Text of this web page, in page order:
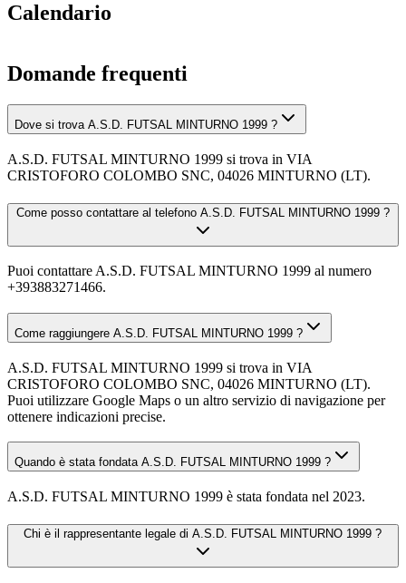
Calendario
Domande frequenti
Dove si trova A.S.D. FUTSAL MINTURNO 1999 ?
A.S.D. FUTSAL MINTURNO 1999 si trova in VIA
CRISTOFORO COLOMBO SNC, 04026 MINTURNO (LT).
Come posso contattare al telefono A.S.D. FUTSAL MINTURNO 1999 ?
Puoi contattare A.S.D. FUTSAL MINTURNO 1999 al numero
+393883271466.
Come raggiungere A.S.D. FUTSAL MINTURNO 1999 ?
A.S.D. FUTSAL MINTURNO 1999 si trova in VIA
CRISTOFORO COLOMBO SNC, 04026 MINTURNO (LT).
Puoi utilizzare Google Maps o un altro servizio di navigazione per
ottenere indicazioni precise.
Quando è stata fondata A.S.D. FUTSAL MINTURNO 1999 ?
A.S.D. FUTSAL MINTURNO 1999 è stata fondata nel 2023.
Chi è il rappresentante legale di A.S.D. FUTSAL MINTURNO 1999 ?